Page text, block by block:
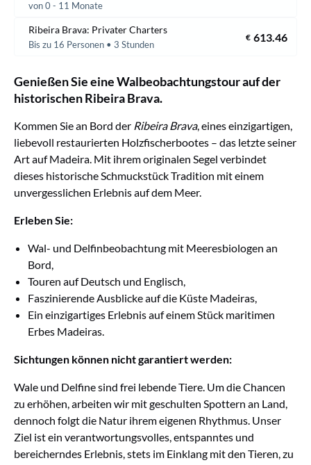
von 0 - 11 Monate
Ribeira Brava: Privater Charters
Bis zu 16 Personen • 3 Stunden
€ 613.46
Genießen Sie eine Walbeobachtungstour auf der
historischen Ribeira Brava.
Kommen Sie an Bord der Ribeira Brava, eines einzigartigen,
liebevoll restaurierten Holzfischerbootes – das letzte seiner
Art auf Madeira. Mit ihrem originalen Segel verbindet
dieses historische Schmuckstück Tradition mit einem
unvergesslichen Erlebnis auf dem Meer.
Erleben Sie:
Wal- und Delfinbeobachtung mit Meeresbiologen an
Bord,
Touren auf Deutsch und Englisch,
Faszinierende Ausblicke auf die Küste Madeiras,
Ein einzigartiges Erlebnis auf einem Stück maritimen
Erbes Madeiras.
Sichtungen können nicht garantiert werden:
Wale und Delfine sind frei lebende Tiere. Um die Chancen
zu erhöhen, arbeiten wir mit geschulten Spottern an Land,
dennoch folgt die Natur ihrem eigenen Rhythmus. Unser
Ziel ist ein verantwortungsvolles, entspanntes und
bereicherndes Erlebnis, stets im Einklang mit den Tieren, zu